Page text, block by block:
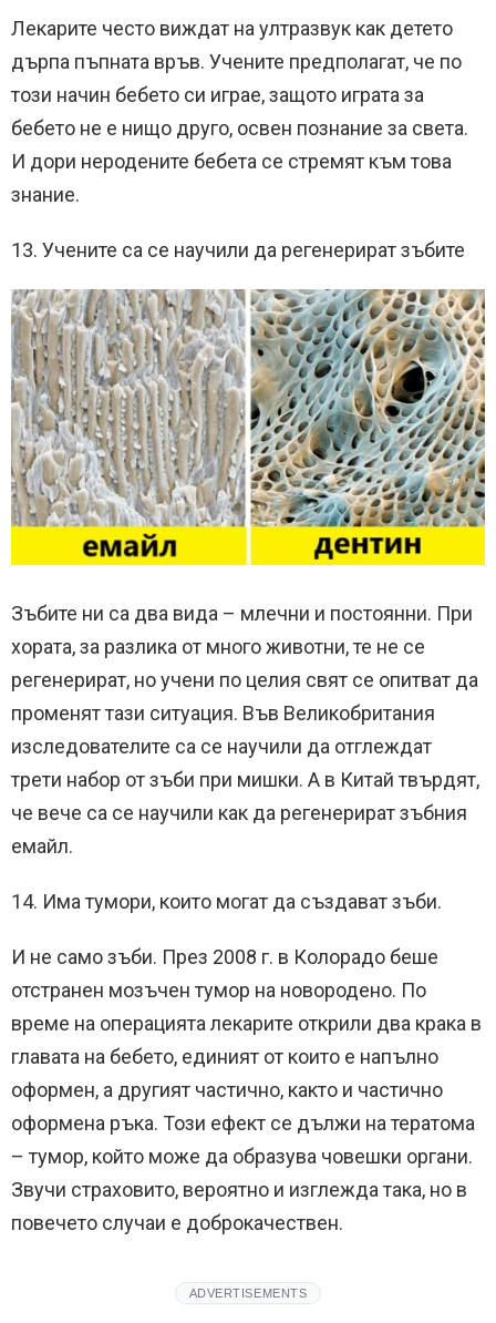
Лекарите често виждат на ултразвук как детето
дърпа пъпната връв. Учените предполагат, че по
този начин бебето си играе, защото играта за
бебето не е нищо друго, освен познание за света.
И дори неродените бебета се стремят към това
знание.
13. Учените са се научили да регенерират зъбите
Зъбите ни са два вида – млечни и постоянни. При
хората, за разлика от много животни, те не се
регенерират, но учени по целия свят се опитват да
променят тази ситуация. Във Великобритания
изследователите са се научили да отглеждат
трети набор от зъби при мишки. А в Китай твърдят,
че вече са се научили как да регенерират зъбния
емайл.
14. Има тумори, които могат да създават зъби.
И не само зъби. През 2008 г. в Колорадо беше
отстранен мозъчен тумор на новородено. По
време на операцията лекарите открили два крака в
главата на бебето, единият от които е напълно
оформен, а другият частично, както и частично
оформена ръка. Този ефект се дължи на тератома
– тумор, който може да образува човешки органи.
Звучи страховито, вероятно и изглежда така, но в
повечето случаи е доброкачествен.
ADVERTISEMENTS